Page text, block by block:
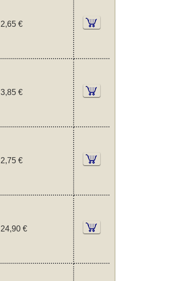
2,65 €
3,85 €
2,75 €
24,90 €